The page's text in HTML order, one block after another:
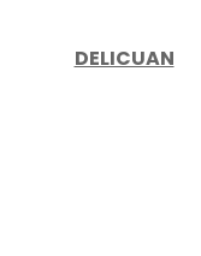
DELICUAN